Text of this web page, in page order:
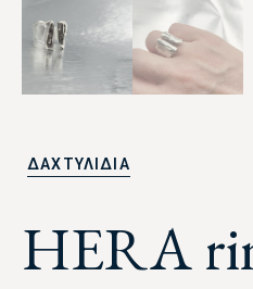
ΔΑΧΤΥΛΙΔΙΑ
HERA